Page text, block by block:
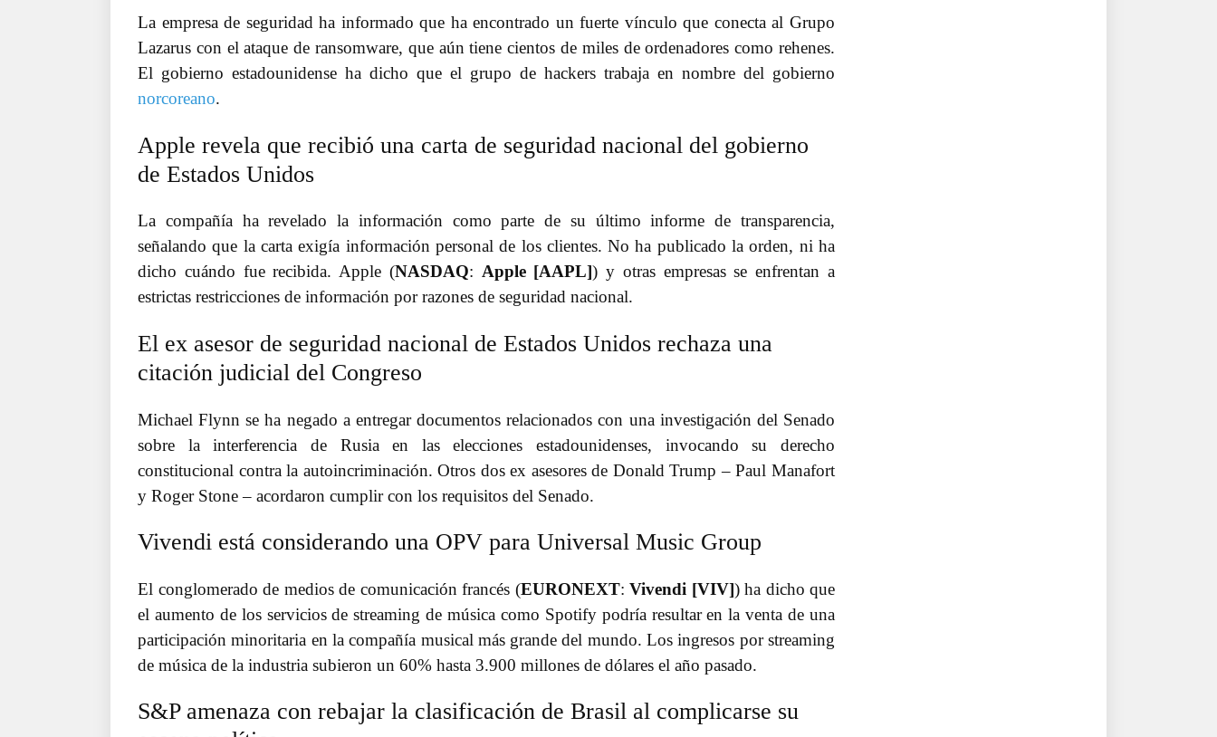
La empresa de seguridad ha informado que ha encontrado un fuerte vínculo que conecta al Grupo
Lazarus con el ataque de ransomware, que aún tiene cientos de miles de ordenadores como rehenes.
El gobierno estadounidense ha dicho que el grupo de hackers trabaja en nombre del gobierno
norcoreano.
Apple revela que recibió una carta de seguridad nacional del gobierno
de Estados Unidos
La compañía ha revelado la información como parte de su último informe de transparencia,
señalando que la carta exigía información personal de los clientes. No ha publicado la orden, ni ha
dicho cuándo fue recibida. Apple (NASDAQ: Apple [AAPL]) y otras empresas se enfrentan a
estrictas restricciones de información por razones de seguridad nacional.
El ex asesor de seguridad nacional de Estados Unidos rechaza una
citación judicial del Congreso
Michael Flynn se ha negado a entregar documentos relacionados con una investigación del Senado
sobre la interferencia de Rusia en las elecciones estadounidenses, invocando su derecho
constitucional contra la autoincriminación. Otros dos ex asesores de Donald Trump – Paul Manafort
y Roger Stone – acordaron cumplir con los requisitos del Senado.
Vivendi está considerando una OPV para Universal Music Group
El conglomerado de medios de comunicación francés (EURONEXT: Vivendi [VIV]) ha dicho que
el aumento de los servicios de streaming de música como Spotify podría resultar en la venta de una
participación minoritaria en la compañía musical más grande del mundo. Los ingresos por streaming
de música de la industria subieron un 60% hasta 3.900 millones de dólares el año pasado.
S&P amenaza con rebajar la clasificación de Brasil al complicarse su